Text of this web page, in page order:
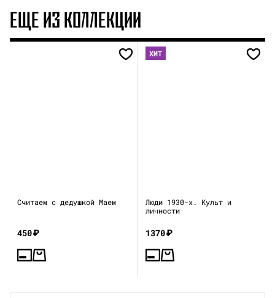
ЕЩЕ ИЗ КОЛЛЕКЦИИ
Считаем с дедушкой Маем
450₽
ХИТ
Люди 1930-х. Культ и
личности
1370₽